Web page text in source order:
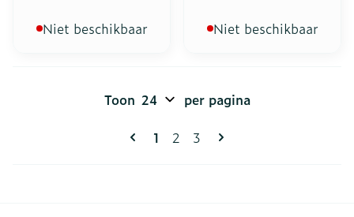
Niet beschikbaar Niet beschikbaar
Pagina's
U lees momenteel pagina
1 Pagina
2 Pagina
3
Toon per pagina